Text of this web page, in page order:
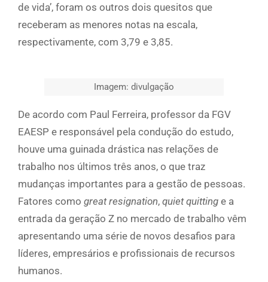
de vida’, foram os outros dois quesitos que
receberam as menores notas na escala,
respectivamente, com 3,79 e 3,85.
Imagem: divulgação
De acordo com Paul Ferreira, professor da FGV
EAESP e responsável pela condução do estudo,
houve uma guinada drástica nas relações de
trabalho nos últimos três anos, o que traz
mudanças importantes para a gestão de pessoas.
Fatores como great resignation, quiet quitting e a
entrada da geração Z no mercado de trabalho vêm
apresentando uma série de novos desafios para
líderes, empresários e profissionais de recursos
humanos.